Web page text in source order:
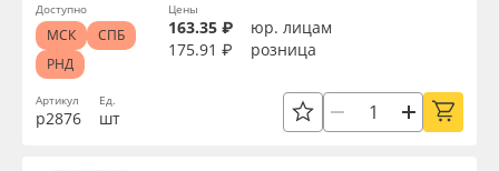
Артикул
р2876
Ед.
шт
Цены
163.35 ₽
юр. лицам
175.91 ₽
розница
Доступно
МСК
СПБ
РНД